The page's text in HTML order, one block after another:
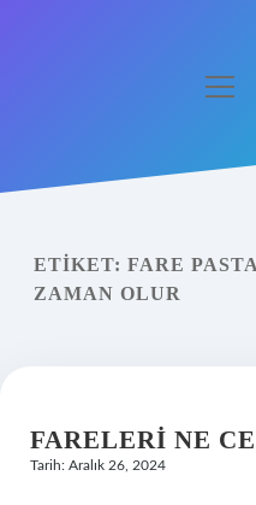
Yasal Uyarı
ETIKET: FARE
ZAMAN OLUR
FARELERI NE
Tarih: Aralık 26, 2024